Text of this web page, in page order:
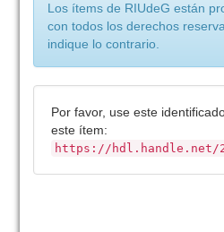
Los ítems de RIUdeG están
con todos los derechos
indique lo contrario.
Por favor, use este
este ítem:
https://hdl.handle.net/